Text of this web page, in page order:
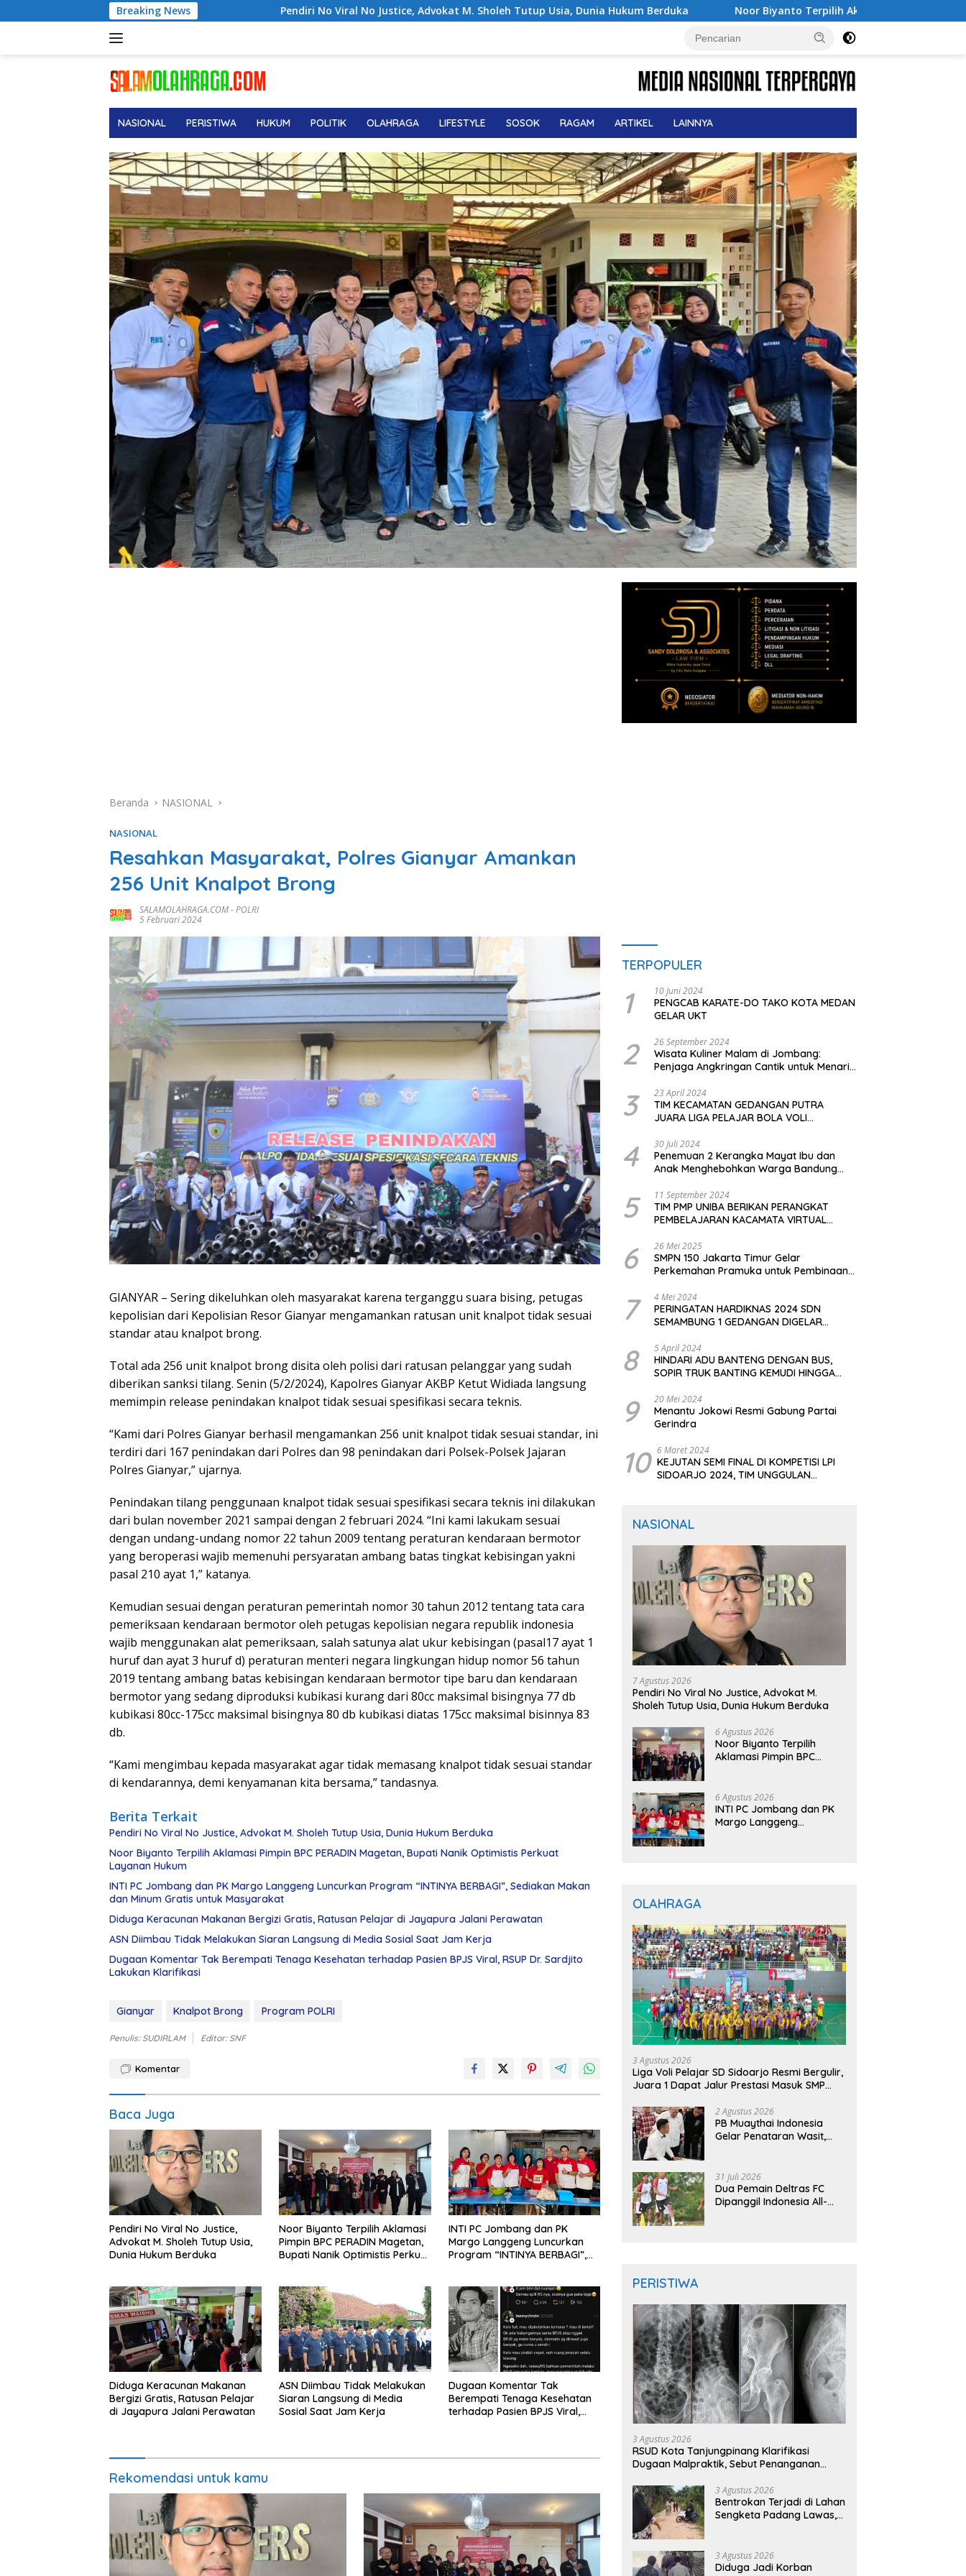
ke
Breaking News
Pendiri No Viral No Justice, Advokat M. Sholeh Tutup Usia, Dunia Hukum Berduka Noor Biyanto Terpilih Aklamasi Pimpin BPC PERADIN Magetan, Bupati
NASIONAL PERISTIWA HUKUM POLITIK OLAHRAGA LIFESTYLE SOSOK RAGAM ARTIKEL LAINNYA
Beranda NASIONAL
NASIONAL
Resahkan Masyarakat, Polres Gianyar Amankan
256 Unit Knalpot Brong
SALAMOLAHRAGA.COM-POLRI
5 Februari 2024
GIANYAR – Sering dikeluhkan oleh masyarakat karena terganggu suara bising, petugas
kepolisian dari Kepolisian Resor Gianyar mengamankan ratusan unit knalpot tidak sesuai
standar atau knalpot brong.
Total ada 256 unit knalpot brong disita oleh polisi dari ratusan pelanggar yang sudah
diberikan sanksi tilang. Senin (5/2/2024), Kapolres Gianyar AKBP Ketut Widiada langsung
memimpin release penindakan knalpot tidak sesuai spesifikasi secara teknis.
“Kami dari Polres Gianyar berhasil mengamankan 256 unit knalpot tidak sesuai standar, ini
terdiri dari 167 penindakan dari Polres dan 98 penindakan dari Polsek-Polsek Jajaran
Polres Gianyar,” ujarnya.
Penindakan tilang penggunaan knalpot tidak sesuai spesifikasi secara teknis ini dilakukan
dari bulan november 2021 sampai dengan 2 februari 2024. “Ini kami lakukam sesuai
dengan undang-undang nomor 22 tahun 2009 tentang peraturan kendaraan bermotor
yang beroperasi wajib memenuhi persyaratan ambang batas tingkat kebisingan yakni
pasal 210 ayat 1,” katanya.
Kemudian sesuai dengan peraturan pemerintah nomor 30 tahun 2012 tentang tata cara
pemeriksaan kendaraan bermotor oleh petugas kepolisian negara republik indonesia
wajib menggunakan alat pemeriksaan, salah satunya alat ukur kebisingan (pasal17 ayat 1
huruf dan ayat 3 huruf d) peraturan menteri negara lingkungan hidup nomor 56 tahun
2019 tentang ambang batas kebisingan kendaraan bermotor tipe baru dan kendaraan
bermotor yang sedang diproduksi kubikasi kurang dari 80cc maksimal bisingnya 77 db
kubikasi 80cc-175cc maksimal bisingnya 80 db kubikasi diatas 175cc maksimal bisinnya 83
db.
“Kami mengimbau kepada masyarakat agar tidak memasang knalpot tidak sesuai standar
di kendarannya, demi kenyamanan kita bersama,” tandasnya.
Berita Terkait
Pendiri No Viral No Justice, Advokat M. Sholeh Tutup Usia, Dunia Hukum Berduka
Noor Biyanto Terpilih Aklamasi Pimpin BPC PERADIN Magetan, Bupati Nanik Optimistis Perkuat
Layanan Hukum
INTI PC Jombang dan PK Margo Langgeng Luncurkan Program “INTINYA BERBAGI”, Sediakan Makan
dan Minum Gratis untuk Masyarakat
Diduga Keracunan Makanan Bergizi Gratis, Ratusan Pelajar di Jayapura Jalani Perawatan
ASN Diimbau Tidak Melakukan Siaran Langsung di Media Sosial Saat Jam Kerja
Dugaan Komentar Tak Berempati Tenaga Kesehatan terhadap Pasien BPJS Viral, RSUP Dr. Sardjito
Lakukan Klarifikasi
Gianyar Knalpot Brong Program POLRI
Penulis: SUDIRLAM Editor: SNF
Komentar
Baca Juga
Pendiri No Viral No Justice,
Advokat M. Sholeh Tutup Usia,
Dunia Hukum Berduka
Noor Biyanto Terpilih Aklamasi
Pimpin BPC PERADIN Magetan,
Bupati Nanik Optimistis Perkuat
INTI PC Jombang dan PK
Margo Langgeng Luncurkan
Program “INTINYA BERBAGI”,
Diduga Keracunan Makanan
Bergizi Gratis, Ratusan Pelajar
di Jayapura Jalani Perawatan
ASN Diimbau Tidak Melakukan
Siaran Langsung di Media
Sosial Saat Jam Kerja
Dugaan Komentar Tak
Berempati Tenaga Kesehatan
terhadap Pasien BPJS Viral,
Rekomendasi untuk kamu
TERPOPULER
1 10 Juni 2024
PENGCAB KARATE-DO TAKO KOTA MEDAN
GELAR UKT
2 26 September 2024
Wisata Kuliner Malam di Jombang:
Penjaga Angkringan Cantik untuk Menarik
3 23 April 2024
TIM KECAMATAN GEDANGAN PUTRA
JUARA LIGA PELAJAR BOLA VOLI
4 30 Juli 2024
Penemuan 2 Kerangka Mayat Ibu dan
Anak Menghebohkan Warga Bandung
5 11 September 2024
TIM PMP UNIBA BERIKAN PERANGKAT
PEMBELAJARAN KACAMATA VIRTUAL
SERANG
6 26 Mei 2025
SMPN 150 Jakarta Timur Gelar
Perkemahan Pramuka untuk Pembinaan
7 4 Mei 2024
PERINGATAN HARDIKNAS 2024 SDN
SEMAMBUNG 1 GEDANGAN DIGELAR
8 5 April 2024
HINDARI ADU BANTENG DENGAN BUS,
SOPIR TRUK BANTING KEMUDI HINGGA
9 20 Mei 2024
Menantu Jokowi Resmi Gabung Partai
Gerindra
10 6 Maret 2024
KEJUTAN SEMI FINAL DI KOMPETISI LPI
SIDOARJO 2024, TIM UNGGULAN
NASIONAL
7 Agustus 2026
Pendiri No Viral No Justice, Advokat M.
Sholeh Tutup Usia, Dunia Hukum Berduka
6 Agustus 2026
Noor Biyanto Terpilih
Aklamasi Pimpin BPC
Layanan Hukum
6 Agustus 2026
INTI PC Jombang dan PK
Margo Langgeng
OLAHRAGA
3 Agustus 2026
Liga Voli Pelajar SD Sidoarjo Resmi Bergulir,
Juara 1 Dapat Jalur Prestasi Masuk SMP
2 Agustus 2026
PB Muaythai Indonesia
Gelar Penataran Wasit,
31 Juli 2026
Dua Pemain Deltras FC
Dipanggil Indonesia All-
PERISTIWA
3 Agustus 2026
RSUD Kota Tanjungpinang Klarifikasi
Dugaan Malpraktik, Sebut Penanganan
3 Agustus 2026
Bentrokan Terjadi di Lahan
Sengketa Padang Lawas,
Diancam Oknum DPRD
3 Agustus 2026
Diduga Jadi Korban